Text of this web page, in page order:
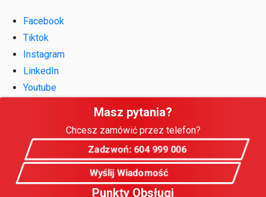
Facebook
Tiktok
Instagram
LinkedIn
Youtube
Masz pytania?
Chcesz zamówić przez telefon?
Zadzwoń: 604 999 006
Wyślij Wiadomość
Punkty Obsługi